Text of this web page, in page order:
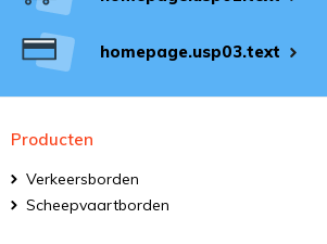
homepage.usp03.text
Producten
Verkeersborden
Scheepvaartborden